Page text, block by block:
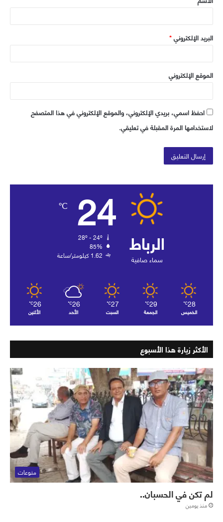
البريد الإلكتروني*
الموقع الإلكتروني
احفظ اسمي، بريدي الإلكتروني، والموقع الإلكتروني في هذا المتصفح
لاستخدامها المرة المقبلة في تعليقي.
الرباط
سماء صافية
24
℃
85%
1.62 كيلومتر/ساعة
28
℃
الخميس
29
℃
الجمعة
27
℃
السبت
26
℃
الأحد
26
℃
الأثنين
الأكثر زيارة هذا الأسبوع
منوعات
لم تكن في الحسبان..
منذ يومين